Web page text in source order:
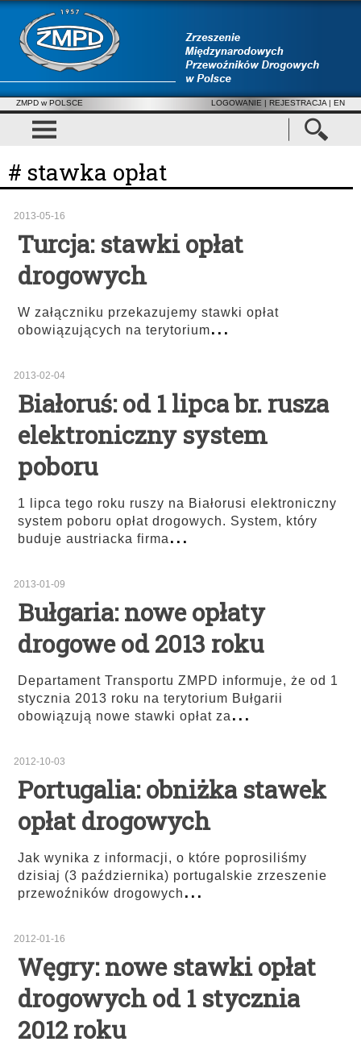
ZMPD w POLSCE LOGOWANIE | REJESTRACJA | EN
# stawka opłat
2013-05-16
Turcja: stawki opłat
drogowych
W załączniku przekazujemy stawki opłat
obowiązujących na terytorium...
2013-02-04
Białoruś: od 1 lipca br. rusza
elektroniczny system
poboru
1 lipca tego roku ruszy na Białorusi elektroniczny
system poboru opłat drogowych. System, który
buduje austriacka firma...
2013-01-09
Bułgaria: nowe opłaty
drogowe od 2013 roku
Departament Transportu ZMPD informuje, że od 1
stycznia 2013 roku na terytorium Bułgarii
obowiązują nowe stawki opłat za ...
2012-10-03
Portugalia: obniżka stawek
opłat drogowych
Jak wynika z informacji, o które poprosiliśmy
dzisiaj (3 października) portugalskie zrzeszenie
przewoźników drogowych...
2012-01-16
Węgry: nowe stawki opłat
drogowych od 1 stycznia
2012 roku